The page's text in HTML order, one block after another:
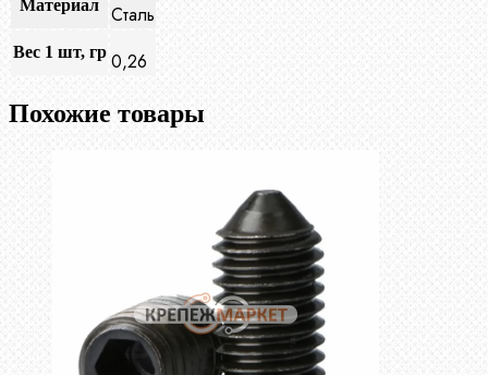
Материал Сталь
Вес 1 шт, гр 0,26
Похожие товары